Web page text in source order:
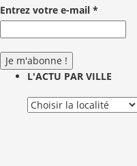
Entrez votre e-mail *
L'ACTU PAR VILLE